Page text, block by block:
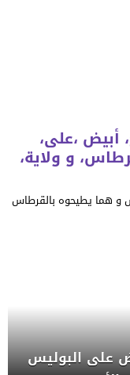
أبيض ،على،
و ولاية،
على البوليس